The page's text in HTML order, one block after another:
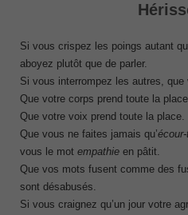
Si vous crispez les poings autant
aboyez plutôt que de parler.
Si vous interrompez les autres,
Que votre corps prend toute la
Que votre voix prend toute la place.
Que vous ne faites jamais qu’
vous le mot empathie en pâtit.
Que vos mots fusent comme des
sont désabusés.
Si vous craignez qu’un jour votre